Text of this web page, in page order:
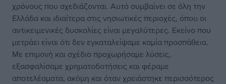
χρόνους που σχεδιάζονται. Αυτό συμβαίνει σε όλη την
Ελλάδα και ιδιαίτερα στις νησιωτικές περιοχές, όπου οι
αντικειμενικές δυσκολίες είναι μεγαλύτερες. Εκείνο που
μετράει είναι ότι δεν εγκαταλείψαμε καμία προσπάθεια.
Με επιμονή και σχέδιο προχωρήσαμε λύσεις,
εξασφαλίσαμε χρηματοδοτήσεις και φέραμε
αποτελέσματα, ακόμη και όταν χρειάστηκε περισσότερος